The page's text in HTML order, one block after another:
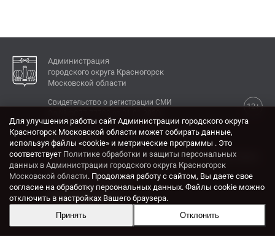
Администрация
городского округа Красногорск
Московской области
12+
Свидетельство о регистрации СМИ
КОНТАКТЫ
Адрес: 143404, Московская область, г. Красногорск,
ул. Ленина, дом 4.
Электронная почта:
krasrn@mosreg.ru
Разработка и поддержка сайта ADN
Для улучшения работы сайт Администрации городского округа
Красногорск Московской области может собирать данные,
используя файлы «cookie» и метрические программы . Это
соответствует Политике обработки и защиты персональных
данных в Администрации городского округа Красногорск
Московской области. Продолжая работу с сайтом, Вы даете свое
согласие на обработку персональных данных. Файлы cookie можно
отключить в настройках Вашего браузера.
Принять
Отклонить